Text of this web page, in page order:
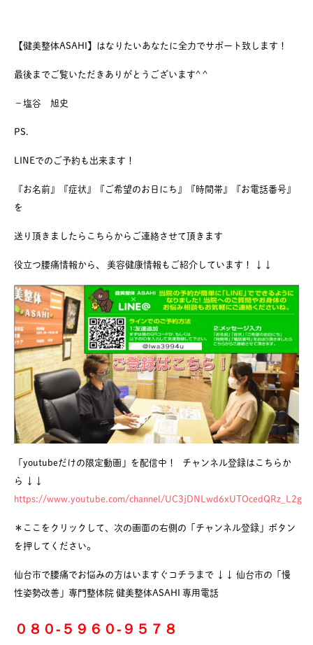
【健美整体ASAHI】はなりたいあなたに全力でサポート致します！
最後までご覧いただきありがとうございます^ ^
−塩谷 旭史
PS.
LINEでのご予約も出来ます！
『お名前』『症状』『ご希望のお日にち』『時間帯』『お電話番号』
を
送り頂きましたらこちらからご連絡させて頂きます
役立つ腰痛情報から、 美容健康情報もご紹介しています！ ↓↓
「youtubeだけの限定動画」を配信中！ チャンネル登録はこちらか
ら ↓↓
https://www.youtube.com/channel/UC3jDNLwd6xUTOcedQRz_L2g
＊ここをクリックして、次の画面の右側の「チャンネル登録」ボタン
を押してください。
仙台市で腰痛でお悩みの方はいますぐコチラまで ↓↓ 仙台市の「慢
性姿勢改善」専門整体院 健美整体ASAHI 専用電話
０８０-５９６０-９５７８